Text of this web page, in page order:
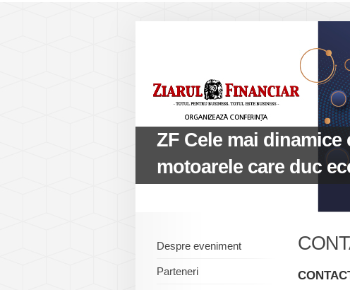
ZF Cele mai
motoarele care duc
Despre eveniment
Parteneri